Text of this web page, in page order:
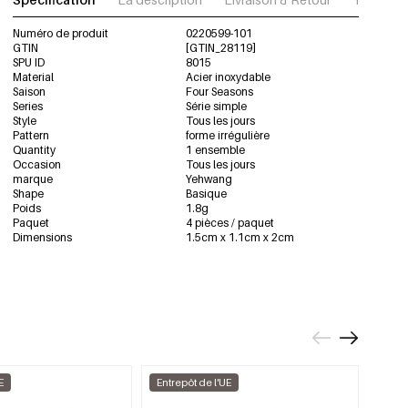
Numéro de produit
0220599-101
GTIN
[GTIN_28119]
SPU ID
8015
Material
Acier inoxydable
Saison
Four Seasons
Series
Série simple
Style
Tous les jours
Pattern
forme irrégulière
Quantity
1 ensemble
Occasion
Tous les jours
marque
Yehwang
Shape
Basique
Poids
1.8g
Paquet
4 pièces / paquet
Dimensions
1.5cm x 1.1cm x 2cm
Entrepôt de l'UE